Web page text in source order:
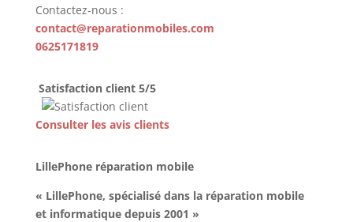
Contactez-nous :
contact@reparationmobiles.com
0625171819
Satisfaction client 5/5
Consulter les avis clients
LillePhone réparation mobile
« LillePhone, spécialisé dans la réparation mobile
et informatique depuis 2001 »